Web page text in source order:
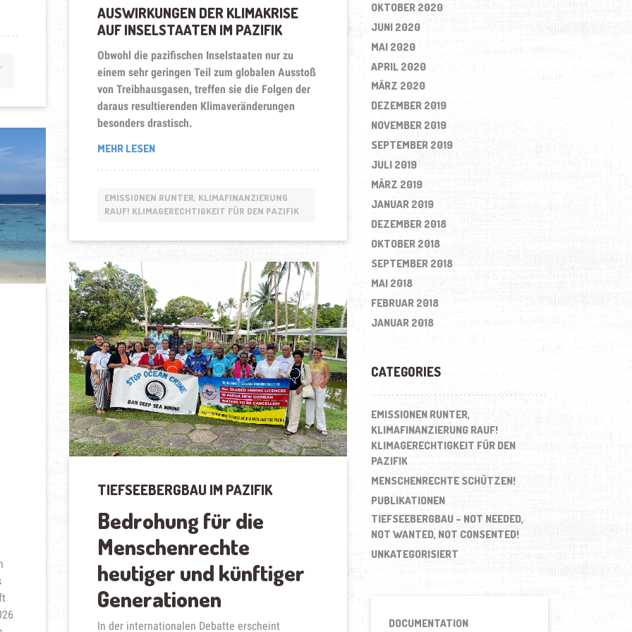
AUSWIRKUNGEN DER KLIMAKRISE
AUF INSELSTAATEN IM PAZIFIK
Obwohl die pazifischen Inselstaaten nur zu
einem sehr geringen Teil zum globalen Ausstoß
von Treibhausgasen, treffen sie die Folgen der
daraus resultierenden Klimaveränderungen
besonders drastisch.
MEHR LESEN„AUSWIRKUNGEN
AUF
INSELSTAATEN
PAZIFIK“
EMISSIONEN RUNTER, KLIMAFINANZIERUNG
RAUF! KLIMAGERECHTIGKEIT FÜR DEN PAZIFIK
TIEFSEEBERGBAU IM PAZIFIK
Bedrohung für die
Menschenrechte
heutiger und künftiger
Generationen
In der internationalen Debatte erscheint
OKTOBER 2020
JUNI 2020
MAI 2020
APRIL 2020
MÄRZ 2020
DEZEMBER 2019
NOVEMBER 2019
SEPTEMBER 2019
JULI 2019
MÄRZ 2019
JANUAR 2019
DEZEMBER 2018
OKTOBER 2018
SEPTEMBER 2018
MAI 2018
FEBRUAR 2018
JANUAR 2018
CATEGORIES
EMISSIONEN RUNTER,
KLIMAFINANZIERUNG RAUF!
KLIMAGERECHTIGKEIT FÜR DEN
PAZIFIK
MENSCHENRECHTE SCHÜTZEN!
PUBLIKATIONEN
TIEFSEEBERGBAU – NOT NEEDED,
NOT WANTED, NOT CONSENTED!
UNKATEGORISIERT
DOCUMENTATION